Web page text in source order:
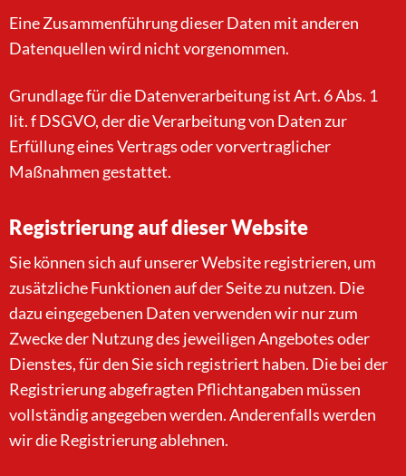
Eine Zusammenführung dieser Daten mit anderen
Datenquellen wird nicht vorgenommen.
Grundlage für die Datenverarbeitung ist Art. 6 Abs. 1
lit. f DSGVO, der die Verarbeitung von Daten zur
Erfüllung eines Vertrags oder vorvertraglicher
Maßnahmen gestattet.
Registrierung auf dieser Website
Sie können sich auf unserer Website registrieren, um
zusätzliche Funktionen auf der Seite zu nutzen. Die
dazu eingegebenen Daten verwenden wir nur zum
Zwecke der Nutzung des jeweiligen Angebotes oder
Dienstes, für den Sie sich registriert haben. Die bei der
Registrierung abgefragten Pflichtangaben müssen
vollständig angegeben werden. Anderenfalls werden
wir die Registrierung ablehnen.